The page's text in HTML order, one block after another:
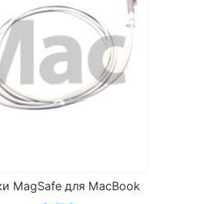
MagSafe для MacBook